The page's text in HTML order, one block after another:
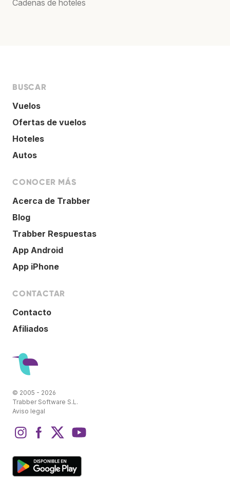
Cadenas de hoteles
BUSCAR
Vuelos
Ofertas de vuelos
Hoteles
Autos
CONOCER MÁS
Acerca de Trabber
Blog
Trabber Respuestas
App Android
App iPhone
CONTACTAR
Contacto
Afiliados
© 2005 - 2026
Trabber Software S.L.
Aviso legal